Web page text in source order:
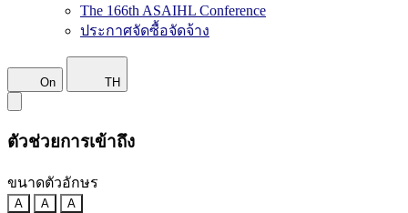
The 166th ASAIHL Conference
ประกาศจัดซื้อจัดจ้าง
On TH
ตัวช่วยการเข้าถึง
ขนาดตัวอักษร
A A A